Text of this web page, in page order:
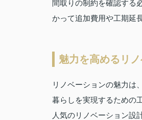
間取りの制約を確認する
かって追加費用や工期延
魅力を高めるリ
リノベーションの魅力は
暮らしを実現するための
人気のリノベーション設